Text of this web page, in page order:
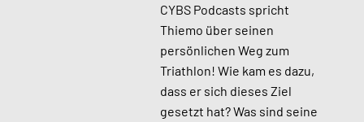
CYBS Podcasts spricht
Thiemo über seinen
persönlichen Weg zum
Triathlon! Wie kam es dazu,
dass er sich dieses Ziel
gesetzt hat? Was sind seine